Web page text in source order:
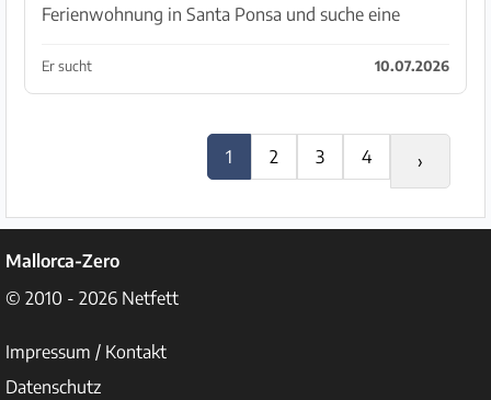
Ferienwohnung in Santa Ponsa und suche eine
sonst noch einige Dinge mit mir zusammen erleben
möchte. Bin 6...
Er sucht 10.07.2026
1 2 3 4 ›
Mallorca-Zero
© 2010 - 2026 Netfett
Impressum / Kontakt
Datenschutz